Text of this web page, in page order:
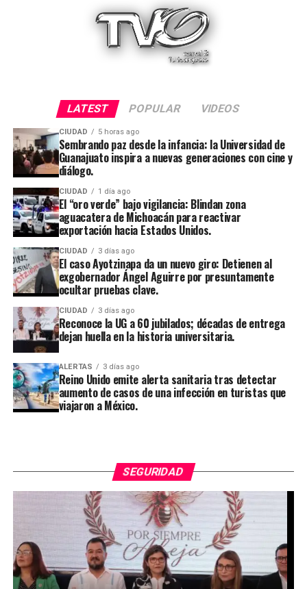
LATEST POPULAR VIDEOS
CIUDAD 5 horas ago
Sembrando paz desde la infancia: la Universidad de
Guanajuato inspira a nuevas generaciones con cine y
diálogo.
CIUDAD 1 día ago
El “oro verde” bajo vigilancia: Blindan zona
aguacatera de Michoacán para reactivar
exportación hacia Estados Unidos.
CIUDAD 3 días ago
El caso Ayotzinapa da un nuevo giro: Detienen al
exgobernador Ángel Aguirre por presuntamente
ocultar pruebas clave.
CIUDAD 3 días ago
Reconoce la UG a 60 jubilados; décadas de entrega
dejan huella en la historia universitaria.
ALERTAS 3 días ago
Reino Unido emite alerta sanitaria tras detectar
aumento de casos de una infección en turistas que
viajaron a México.
SEGURIDAD